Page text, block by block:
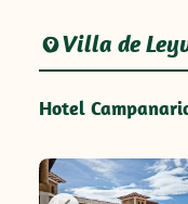
Villa de
Hotel